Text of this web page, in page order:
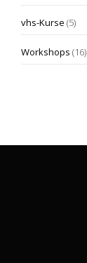
vhs-Kurse (5)
Workshops (16)